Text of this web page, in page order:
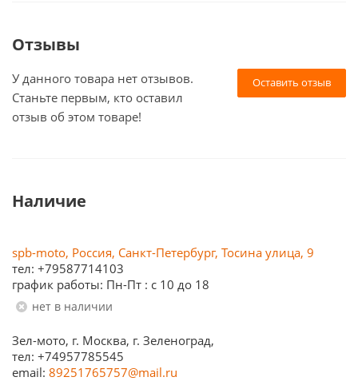
Отзывы
Оставить отзыв
У данного товара нет отзывов.
Станьте первым, кто оставил
отзыв об этом товаре!
Наличие
spb-moto, Россия, Санкт-Петербург, Тосина улица, 9
тел: +79587714103
график работы: Пн-Пт : с 10 до 18
Нет в наличии
Зел-мото, г. Москва, г. Зеленоград,
тел: +74957785545
email: 89251765757@mail.ru